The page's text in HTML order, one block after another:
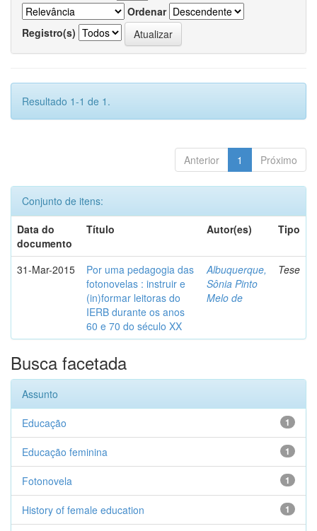
Ordenar
Registro(s)
Resultado 1-1 de 1.
Anterior 1 Próximo
Conjunto de itens:
Data do
documento
Título Autor(es) Tipo
31-Mar-2015
Por uma pedagogia das
fotonovelas : instruir e
(in)formar leitoras do
IERB durante os anos
60 e 70 do século XX
Albuquerque,
Sônia Pinto
Melo de
Tese
Busca facetada
Assunto
1
Educação
1
Educação feminina
1
Fotonovela
1
History of female education